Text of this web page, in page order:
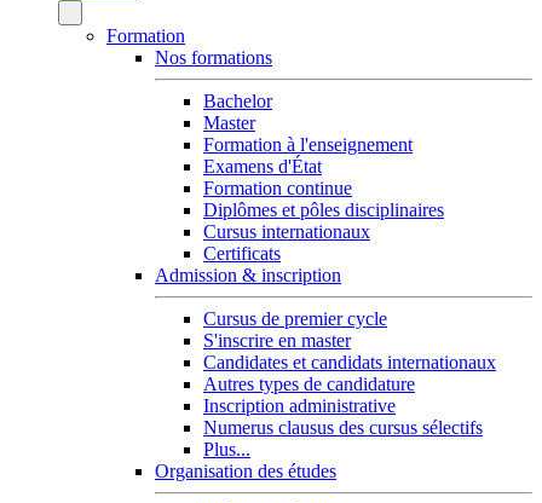
Formation
Nos formations
Bachelor
Master
Formation à l'enseignement
Examens d'État
Formation continue
Diplômes et pôles disciplinaires
Cursus internationaux
Certificats
Admission & inscription
Cursus de premier cycle
S'inscrire en master
Candidates et candidats internationaux
Autres types de candidature
Inscription administrative
Numerus clausus des cursus sélectifs
Plus...
Organisation des études